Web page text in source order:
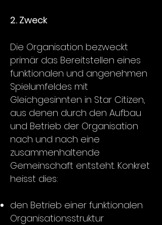
2. Zweck
Die Organisation bezweckt
primär das Bereitstellen eines
funktionalen und angenehmen
Spielumfeldes mit
Gleichgesinnten in Star Citizen,
aus denen durch den Aufbau
und Betrieb der Organisation
nach und nach eine
zusammenhaltende
Gemeinschaft entsteht. Konkret
heisst dies:
den Betrieb einer funktionalen
Organisationsstruktur